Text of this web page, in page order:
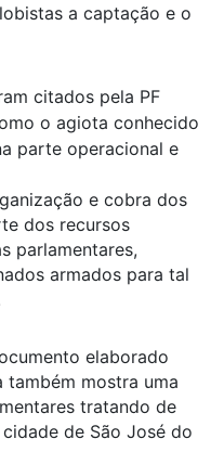
a captação e o
citados pela PF
o agiota conhecido
parte operacional e
e cobra dos
dos recursos
parlamentares,
armados para tal
elaborado
também mostra uma
tratando de
de São José do